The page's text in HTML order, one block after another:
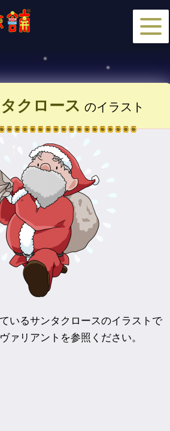
クロース のイラスト
いるサンタクロースのイラストで
ァリアントを参照ください。